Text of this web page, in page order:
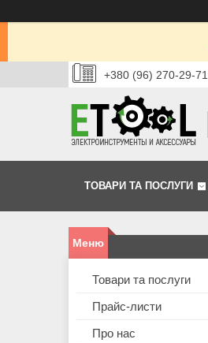
+380 (96) 270-29-71
ТОВАРИ ТА ПОСЛУГИ
Товари та послуги
Прайс-листи
Про нас